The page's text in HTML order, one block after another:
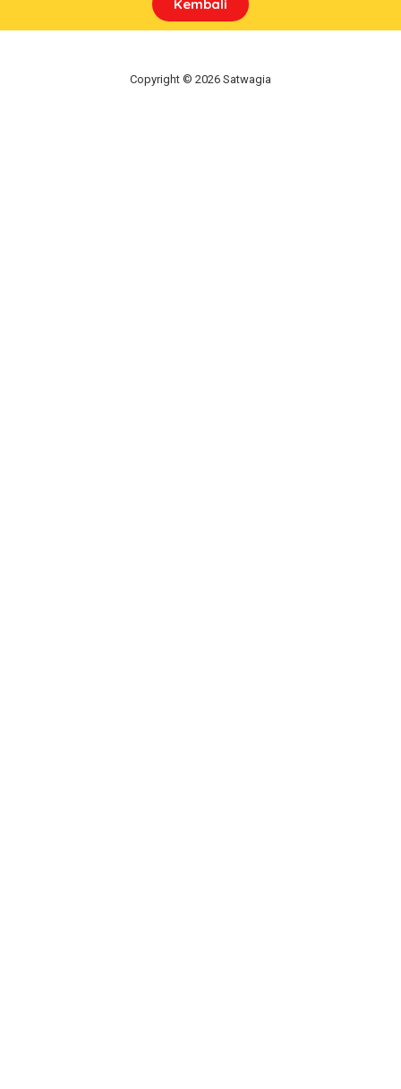
Kembali
Copyright © 2026 Satwagia